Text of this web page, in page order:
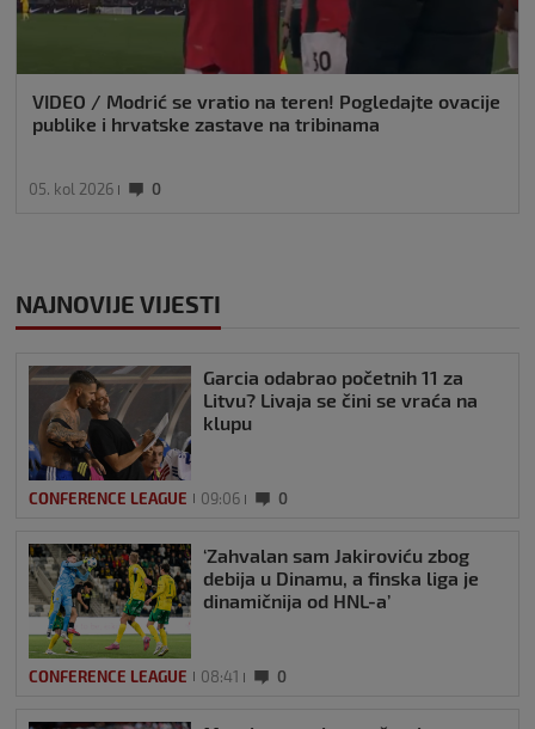
VIDEO / Modrić se vratio na teren! Pogledajte ovacije
publike i hrvatske zastave na tribinama
05. kol 2026 0
NAJNOVIJE VIJESTI
Garcia odabrao početnih 11 za
Litvu? Livaja se čini se vraća na
klupu
CONFERENCE LEAGUE 09:06 0
‘Zahvalan sam Jakiroviću zbog
debija u Dinamu, a finska liga je
dinamičnija od HNL-a’
CONFERENCE LEAGUE 08:41 0